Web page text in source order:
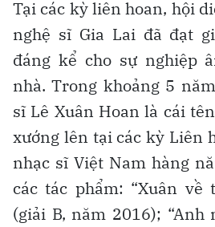
Tại các kỳ liên hoan, hội
nghệ sĩ Gia Lai đã đạt
đáng kể cho sự nghiệp
nhà. Trong khoảng 5
sĩ Lê Xuân Hoan là cái
xướng lên tại các kỳ Liên
nhạc sĩ Việt Nam hàng
các tác phẩm: “Xuân về
(giải B, năm 2016); “Anh